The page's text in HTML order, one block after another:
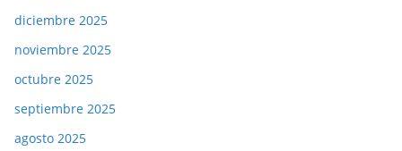
diciembre 2025
noviembre 2025
octubre 2025
septiembre 2025
agosto 2025